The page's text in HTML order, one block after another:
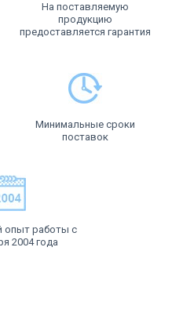
На поставляемую
продукцию
предоставляется гарантия
Минимальные сроки
поставок
опыт работы с
2004 года